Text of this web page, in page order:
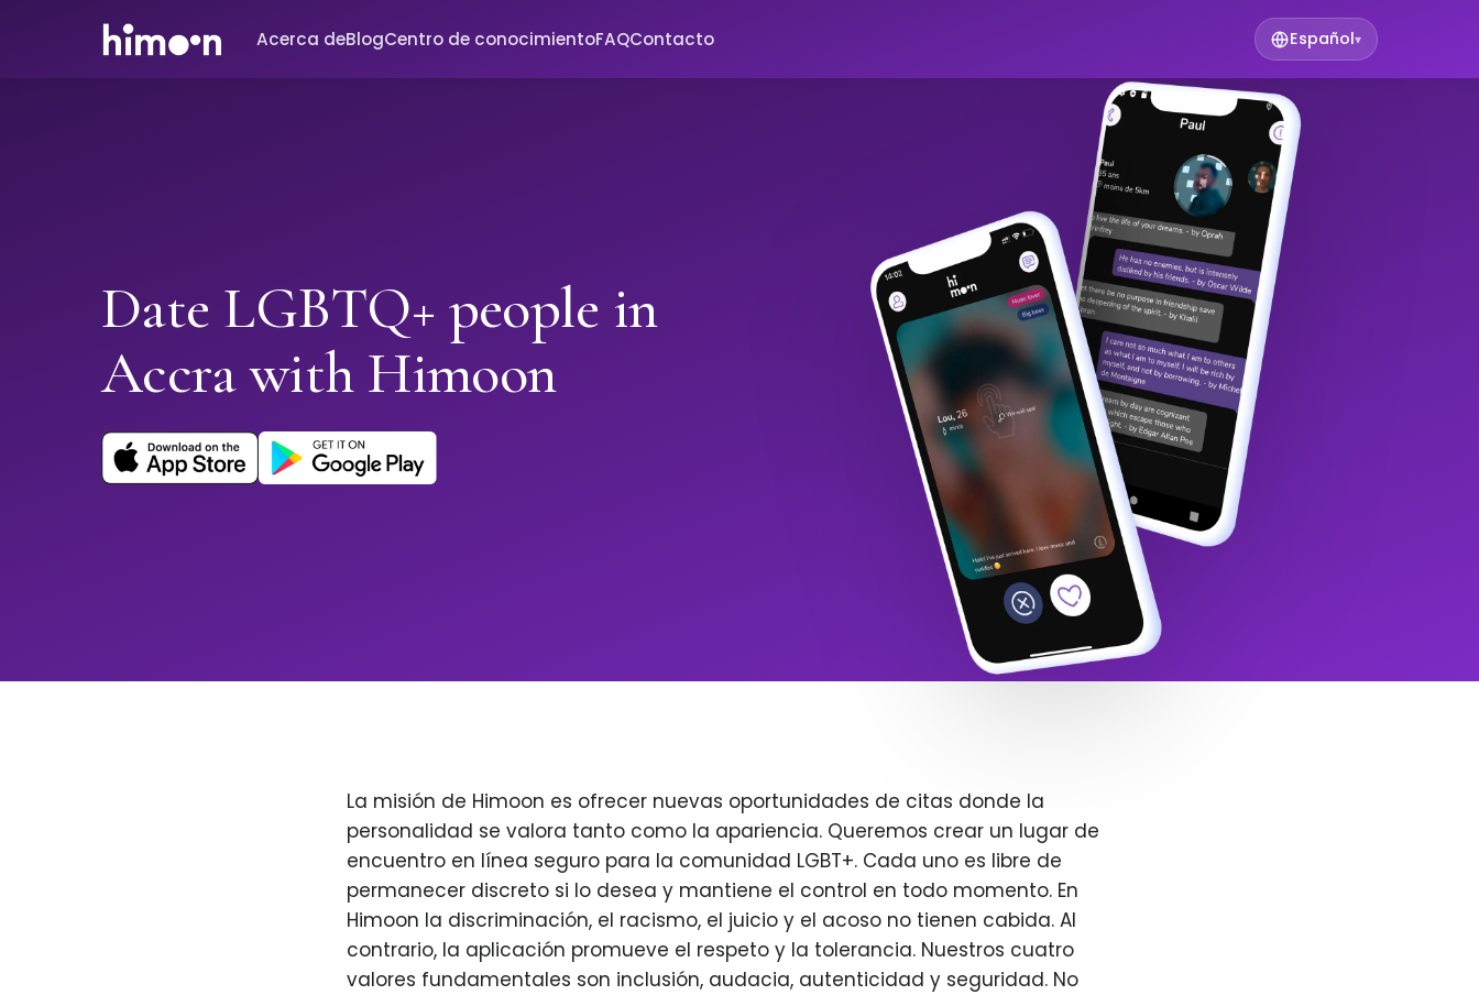
Acerca deBlogCentro de conocimientoFAQContacto Español▾
Date LGBTQ+ people in
Accra with Himoon
La misión de Himoon es ofrecer nuevas oportunidades de citas donde la
personalidad se valora tanto como la apariencia. Queremos crear un lugar de
encuentro en línea seguro para la comunidad LGBT+. Cada uno es libre de
permanecer discreto si lo desea y mantiene el control en todo momento. En
Himoon la discriminación, el racismo, el juicio y el acoso no tienen cabida. Al
contrario, la aplicación promueve el respeto y la tolerancia. Nuestros cuatro
valores fundamentales son inclusión, audacia, autenticidad y seguridad. No